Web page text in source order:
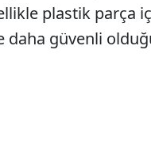
plastik parça
daha güvenli